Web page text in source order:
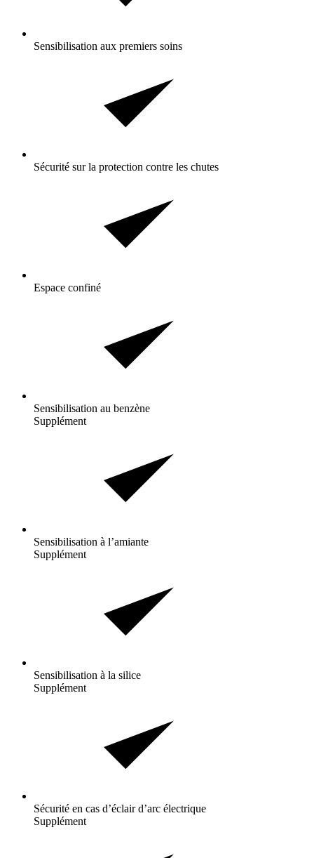
Sensibilisation aux premiers soins
Sécurité sur la protection contre les chutes
Espace confiné
Sensibilisation au benzène
Supplément
Sensibilisation à l’amiante
Supplément
Sensibilisation à la silice
Supplément
Sécurité en cas d’éclair d’arc électrique
Supplément